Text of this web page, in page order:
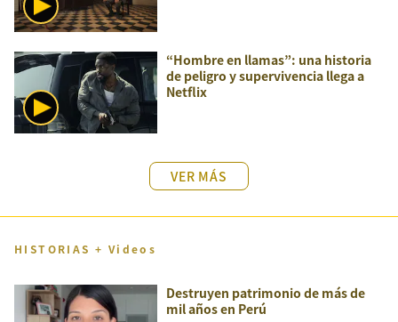
“Hombre en llamas”: una historia
de peligro y supervivencia llega a
Netflix
VER MÁS
HISTORIAS + Videos
Destruyen patrimonio de más de
mil años en Perú